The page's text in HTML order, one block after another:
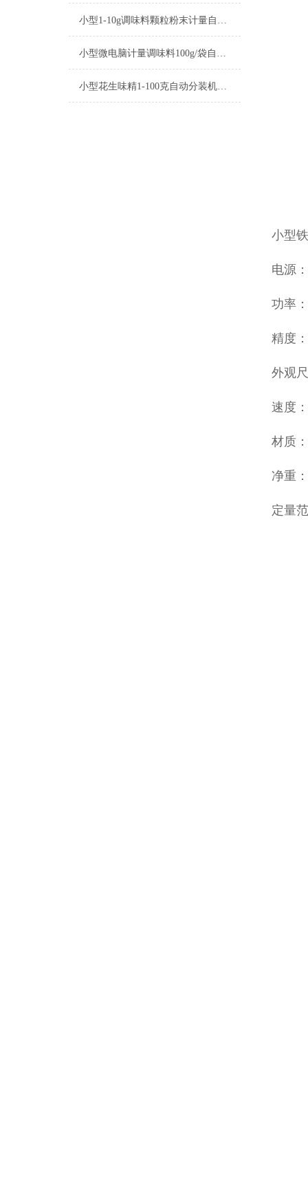
小型1-10g调味料颗粒粉末计量自动分装机参数
小型微电脑计量调味料100g/袋自动分装机厂家
小型花生味精1-100克自动分装机厂家
小型
电源
功率
精度
外观
速度
材质
净重
定量